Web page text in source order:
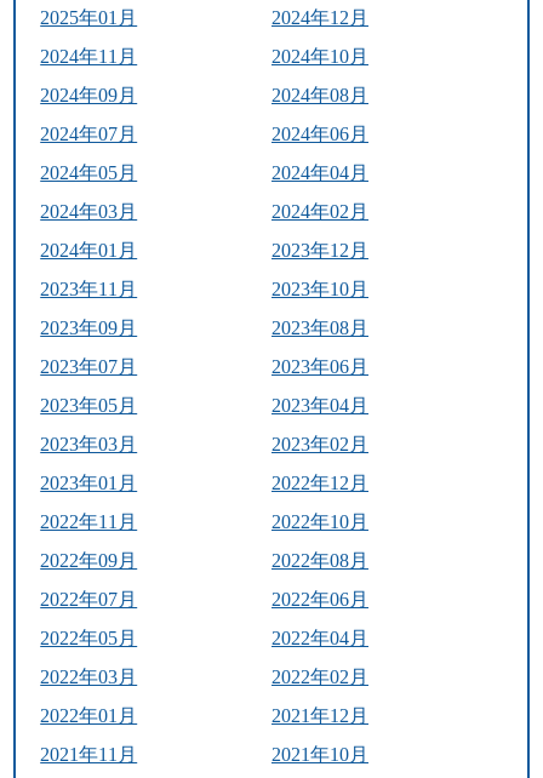
2025年01月
2024年12月
2024年11月
2024年10月
2024年09月
2024年08月
2024年07月
2024年06月
2024年05月
2024年04月
2024年03月
2024年02月
2024年01月
2023年12月
2023年11月
2023年10月
2023年09月
2023年08月
2023年07月
2023年06月
2023年05月
2023年04月
2023年03月
2023年02月
2023年01月
2022年12月
2022年11月
2022年10月
2022年09月
2022年08月
2022年07月
2022年06月
2022年05月
2022年04月
2022年03月
2022年02月
2022年01月
2021年12月
2021年11月
2021年10月